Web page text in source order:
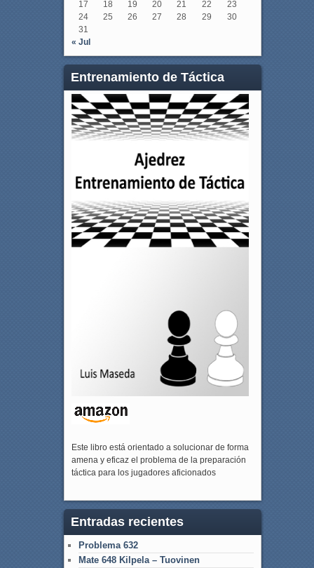
17
18 19 20 21 22
23
24
25 26 27 28 29
30
31
« Jul
Entrenamiento de Táctica
Este libro está orientado a solucionar de forma
amena y eficaz el problema de la preparación
táctica para los jugadores aficionados
Entradas recientes
Problema 632
Mate 648 Kilpela – Tuovinen